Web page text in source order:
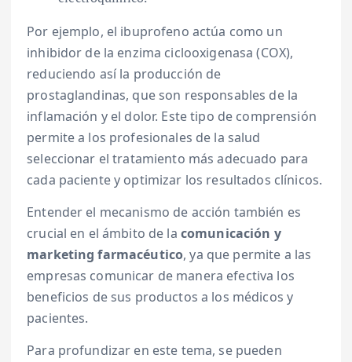
Por ejemplo, el ibuprofeno actúa como un
inhibidor de la enzima ciclooxigenasa (COX),
reduciendo así la producción de
prostaglandinas, que son responsables de la
inflamación y el dolor. Este tipo de comprensión
permite a los profesionales de la salud
seleccionar el tratamiento más adecuado para
cada paciente y optimizar los resultados clínicos.
Entender el mecanismo de acción también es
crucial en el ámbito de la comunicación y
marketing farmacéutico, ya que permite a las
empresas comunicar de manera efectiva los
beneficios de sus productos a los médicos y
pacientes.
Para profundizar en este tema, se pueden